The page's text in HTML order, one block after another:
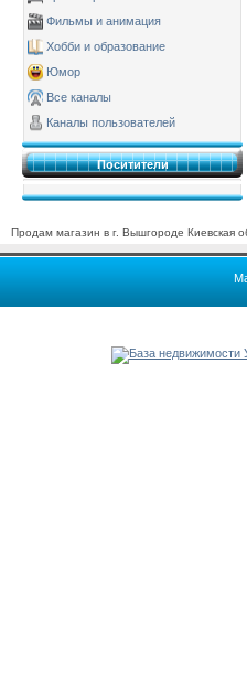
Фильмы и анимация
Хобби и образование
Юмор
Все каналы
Каналы пользователей
Поситители
Продам магазин в г. Вышгороде Киевская